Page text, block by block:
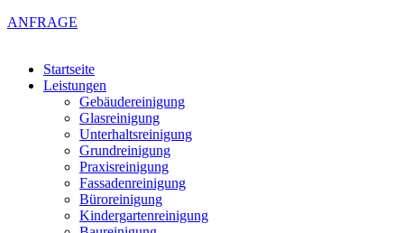
ANFRAGE
Startseite
Leistungen
Gebäudereinigung
Glasreinigung
Unterhaltsreinigung
Grundreinigung
Praxisreinigung
Fassadenreinigung
Büroreinigung
Kindergartenreinigung